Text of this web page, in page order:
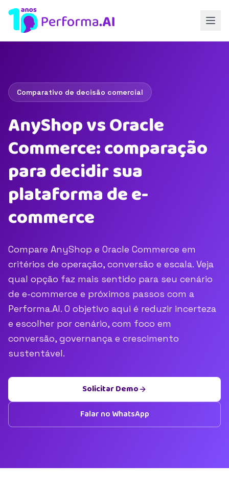
Comparativo de decisão comercial
AnyShop vs Oracle
Commerce: comparação
para decidir sua
plataforma de e-
commerce
Compare AnyShop e Oracle Commerce em
critérios de operação, conversão e escala. Veja
qual opção faz mais sentido para seu cenário
de e-commerce e próximos passos com a
Performa.AI. O objetivo aqui é reduzir incerteza
e escolher por cenário, com foco em
conversão, governança e crescimento
sustentável.
Solicitar Demo
Falar no WhatsApp